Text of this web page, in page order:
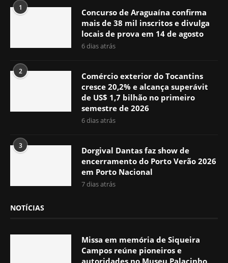
1
Concurso de Araguaína confirma
mais de 38 mil inscritos e divulga
locais de prova em 14 de agosto
6 dias atrás
2
Comércio exterior do Tocantins
cresce 20,2% e alcança superávit
de US$ 1,7 bilhão no primeiro
semestre de 2026
6 dias atrás
3
Dorgival Dantas faz show de
encerramento do Porto Verão 2026
em Porto Nacional
7 dias atrás
NOTÍCIAS
Missa em memória de Siqueira
Campos reúne pioneiros e
autoridades no Museu Palacinho